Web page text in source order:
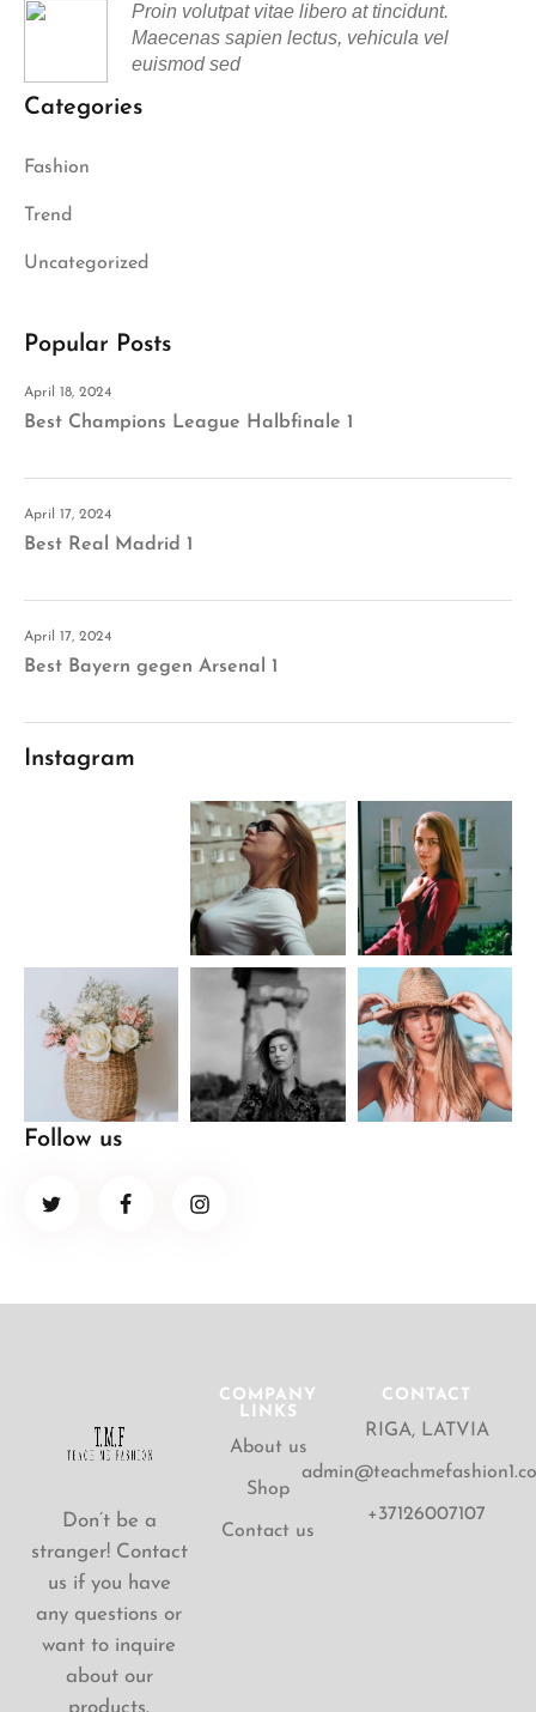
Proin volutpat vitae libero at tincidunt.
Maecenas sapien lectus, vehicula vel
euismod sed
Categories
Fashion
Trend
Uncategorized
Popular Posts
April 18, 2024
Best Champions League Halbfinale 1
April 17, 2024
Best Real Madrid 1
April 17, 2024
Best Bayern gegen Arsenal 1
Instagram
Follow us
Don’t be a
stranger! Contact
us if you have
any questions or
want to inquire
about our
COMPANY
LINKS
About us
Shop
Contact us
CONTACT
RIGA, LATVIA
+37126007107